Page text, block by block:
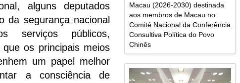
alguns deputados
da segurança nacional
serviços públicos,
os principais meios
um papel melhor
a consciência de
Macau (2026-2030) destinada
aos membros de Macau no
Comité Nacional da Conferência
Consultiva Política do Povo
Chinês